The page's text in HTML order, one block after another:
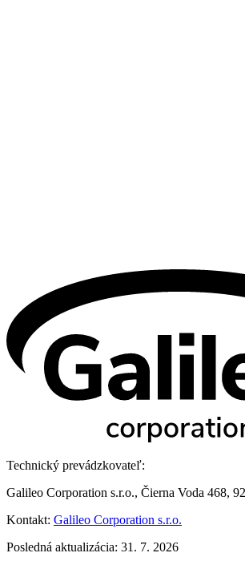
Technický prevádzkovateľ:
Galileo Corporation s.r.o., Čierna Voda 468,
Kontakt: Galileo Corporation s.r.o.
Posledná aktualizácia: 31. 7. 2026